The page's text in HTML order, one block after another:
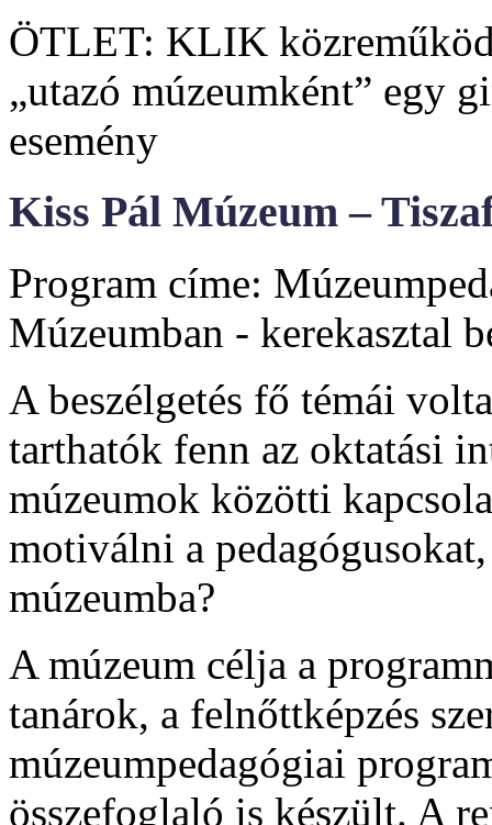
ÖTLET: KLIK
„utazó múzeumként” egy
esemény
Kiss Pál Múzeum –
Program címe:
Múzeumban - kerekasztal
A beszélgetés fő témái
tarthatók fenn az oktatási
múzeumok közötti
motiválni a
múzeumba?
A múzeum célja a
tanárok, a felnőttképzés
múzeumpedagógiai
összefoglaló is készült. A